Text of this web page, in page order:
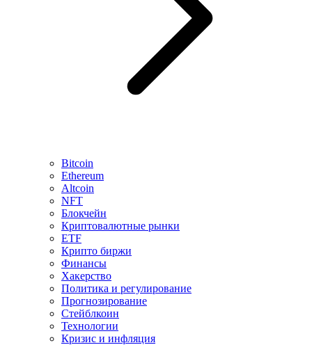
Bitcoin
Ethereum
Altcoin
NFT
Блокчейн
Криптовалютные рынки
ETF
Крипто биржи
Финансы
Хакерство
Политика и регулирование
Прогнозирование
Стейблкоин
Технологии
Кризис и инфляция